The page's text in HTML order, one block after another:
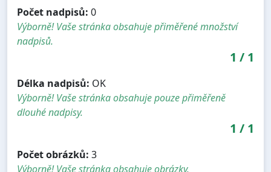
Počet nadpisů: 0
Výborně! Vaše stránka obsahuje přiměřené množství
nadpisů.
1 / 1
Délka nadpisů: OK
Výborně! Vaše stránka obsahuje pouze přiměřeně
dlouhé nadpisy.
1 / 1
Počet obrázků: 3
Výborně! Vaše stránka obsahuje obrázky.